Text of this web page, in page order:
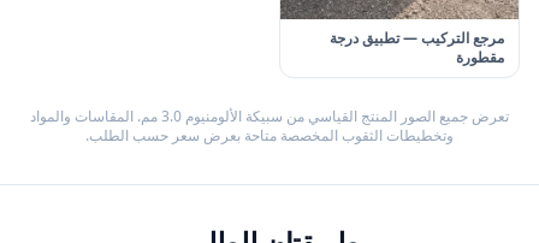
مرجع التركيب — تطبيق درجة
مقطورة
تعرض جميع الصور المنتج القياسي من سبيكة الألومنيوم 3.0 مم. المقاسات والمواد
وتخطيطات الثقوب المخصصة متاحة بعرض سعر حسب الطلب.